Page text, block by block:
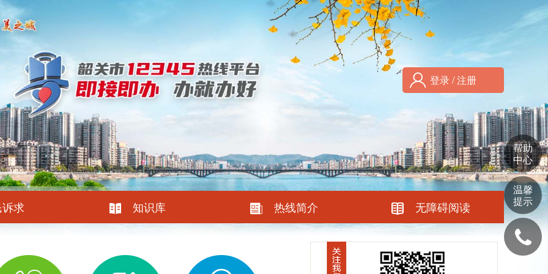
登录 /注册
求 知识库 热线简介 无障碍阅读
帮助
中心
温馨
提示